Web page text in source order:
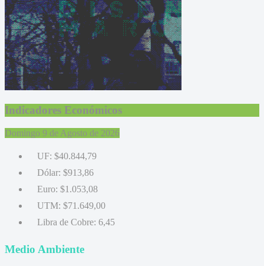
Indicadores Económicos
Domingo 9 de Agosto de 2026
UF: $40.844,79
Dólar: $913,86
Euro: $1.053,08
UTM: $71.649,00
Libra de Cobre: 6,45
Medio Ambiente